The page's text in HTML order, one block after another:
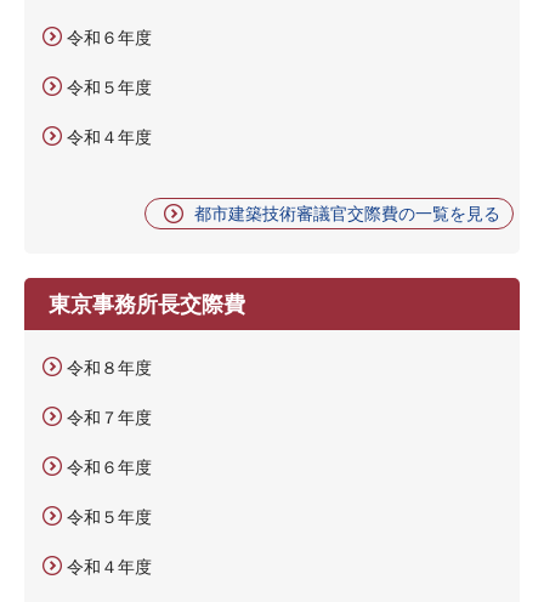
令和６年度
令和５年度
令和４年度
都市建築技術審議官交際費の一覧を見る
東京事務所長交際費
令和８年度
令和７年度
令和６年度
令和５年度
令和４年度